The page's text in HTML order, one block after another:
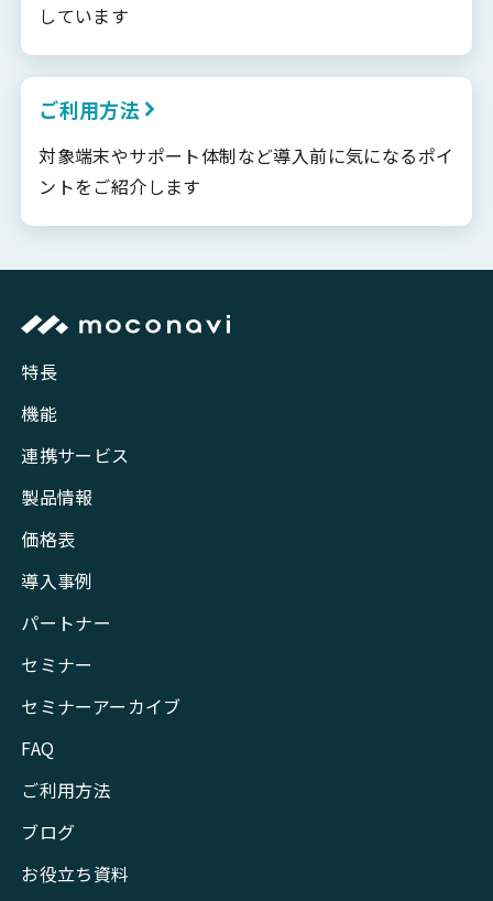
しています
ご利用方法
対象端末やサポート体制など導入前に気になるポイ
ントをご紹介します
特長
機能
連携サービス
製品情報
価格表
導入事例
パートナー
セミナー
セミナーアーカイブ
FAQ
ご利用方法
ブログ
お役立ち資料